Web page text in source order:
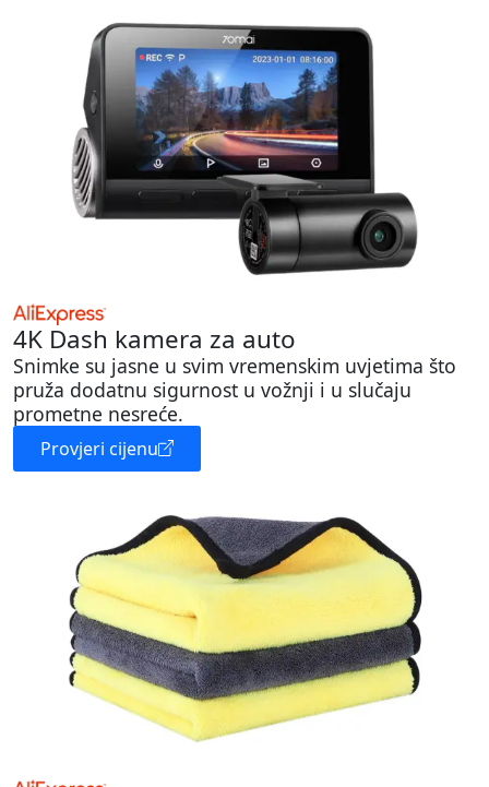
4K Dash kamera za auto
Snimke su jasne u svim vremenskim uvjetima što
pruža dodatnu sigurnost u vožnji i u slučaju
prometne nesreće.
Provjeri cijenu